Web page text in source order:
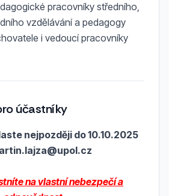
pracovníky středního,
vzdělávání a pedagogy
i vedoucí pracovníky
účastníky
nejpozději do 10.10.2025
na vlastní nebezpečí a